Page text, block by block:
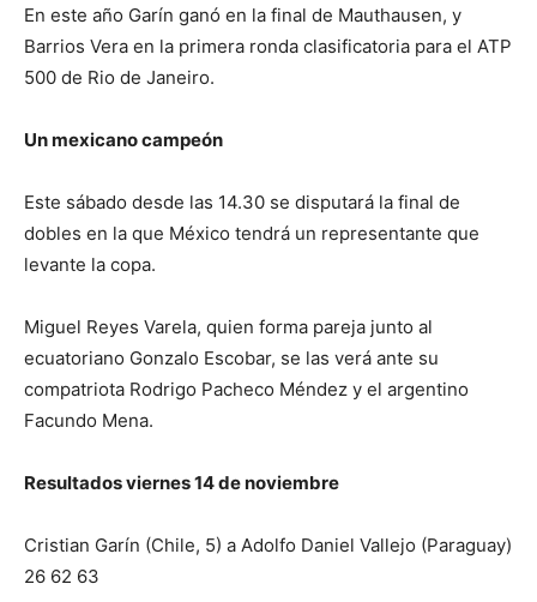
En este año Garín ganó en la final de Mauthausen, y
Barrios Vera en la primera ronda clasificatoria para el ATP
500 de Rio de Janeiro.
Un mexicano campeón
Este sábado desde las 14.30 se disputará la final de
dobles en la que México tendrá un representante que
levante la copa.
Miguel Reyes Varela, quien forma pareja junto al
ecuatoriano Gonzalo Escobar, se las verá ante su
compatriota Rodrigo Pacheco Méndez y el argentino
Facundo Mena.
Resultados viernes 14 de noviembre
Cristian Garín (Chile, 5) a Adolfo Daniel Vallejo (Paraguay)
26 62 63